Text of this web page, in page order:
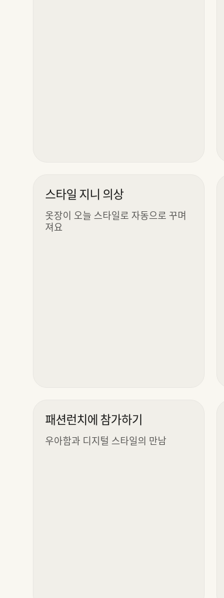
스타일 지니 의상
옷장이 오늘 스타일로 자동으로 꾸며
져요
패션런치에 참가하기
우아함과 디지털 스타일의 만남